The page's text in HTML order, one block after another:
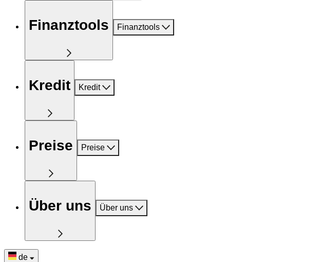
Finanztools Finanztools
Kredit Kredit
Preise Preise
Über uns Über uns
de